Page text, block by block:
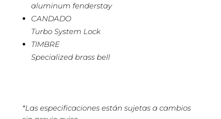
aluminum fenderstay
CANDADO
Turbo System Lock
TIMBRE
Specialized brass bell
*Las especificaciones están sujetas a cambios